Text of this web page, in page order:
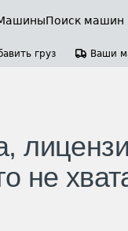
Поиск машин
груз Ваши
не